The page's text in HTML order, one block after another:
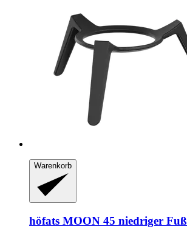
Warenkorb
höfats MOON 45 niedriger Fuß